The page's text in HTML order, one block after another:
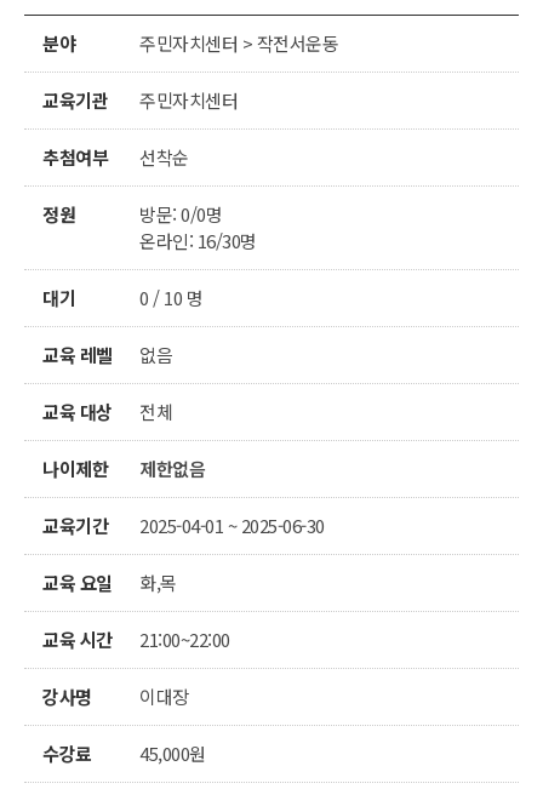
분야 주민자치센터 > 작전서운동
교육기관 주민자치센터
추첨여부 선착순
정원
방문: 0/0명
온라인: 16/30명
대기 0 / 10 명
교육 레벨 없음
교육 대상 전체
나이제한 제한없음
교육기간 2025-04-01 ~ 2025-06-30
교육 요일 화,목
교육 시간 21:00~22:00
강사명 이대장
수강료 45,000원